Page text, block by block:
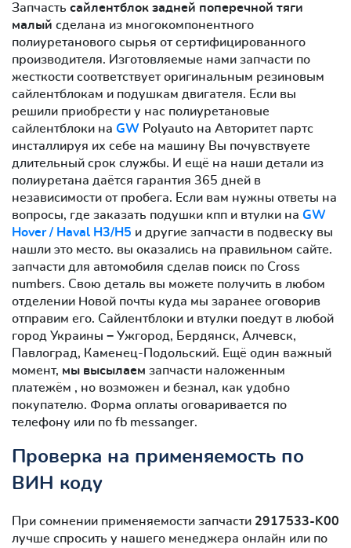
Запчасть сайлентблок задней поперечной тяги
малый сделана из многокомпонентного
полиуретанового сырья от сертифицированного
производителя. Изготовляемые нами запчасти по
жесткости соответствует оригинальным резиновым
сайлентблокам и подушкам двигателя. Если вы
решили приобрести у нас полиуретановые
сайлентблоки на GW Polyauto на Авторитет партс
инсталлируя их себе на машину Вы почувствуете
длительный срок службы. И ещё на наши детали из
полиуретана даётся гарантия 365 дней в
независимости от пробега. Если вам нужны ответы на
вопросы, где заказать подушки кпп и втулки на GW
Hover / Haval H3/H5 и другие запчасти в подвеску вы
нашли это место. вы оказались на правильном сайте.
запчасти для автомобиля сделав поиск по Cross
numbers. Свою деталь вы можете получить в любом
отделении Новой почты куда мы заранее оговорив
отправим его. Сайлентблоки и втулки поедут в любой
город Украины − Ужгород, Бердянск, Алчевск,
Павлоград, Каменец-Подольский. Ещё один важный
момент, мы высылаем запчасти наложенным
платежём , но возможен и безнал, как удобно
покупателю. Форма оплаты оговаривается по
телефону или по fb messanger.
Проверка на применяемость по
ВИН коду
При сомнении применяемости запчасти 2917533-K00
лучше спросить у нашего менеджера онлайн или по